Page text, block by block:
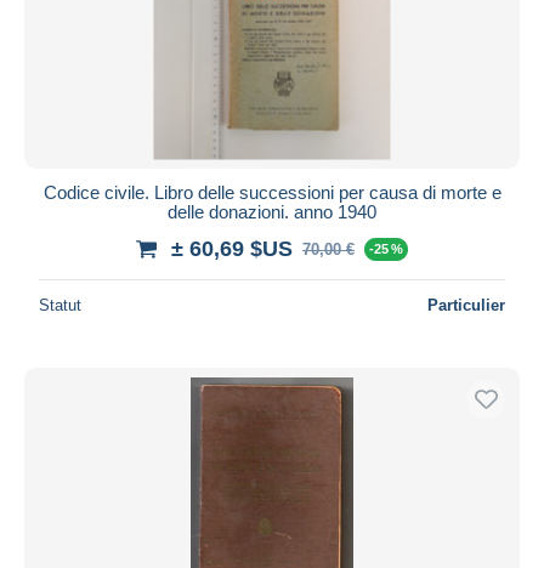
Codice civile. Libro delle successioni per causa di morte e
delle donazioni. anno 1940
± 60,69 $US 70,00 € -25 %
Statut Particulier